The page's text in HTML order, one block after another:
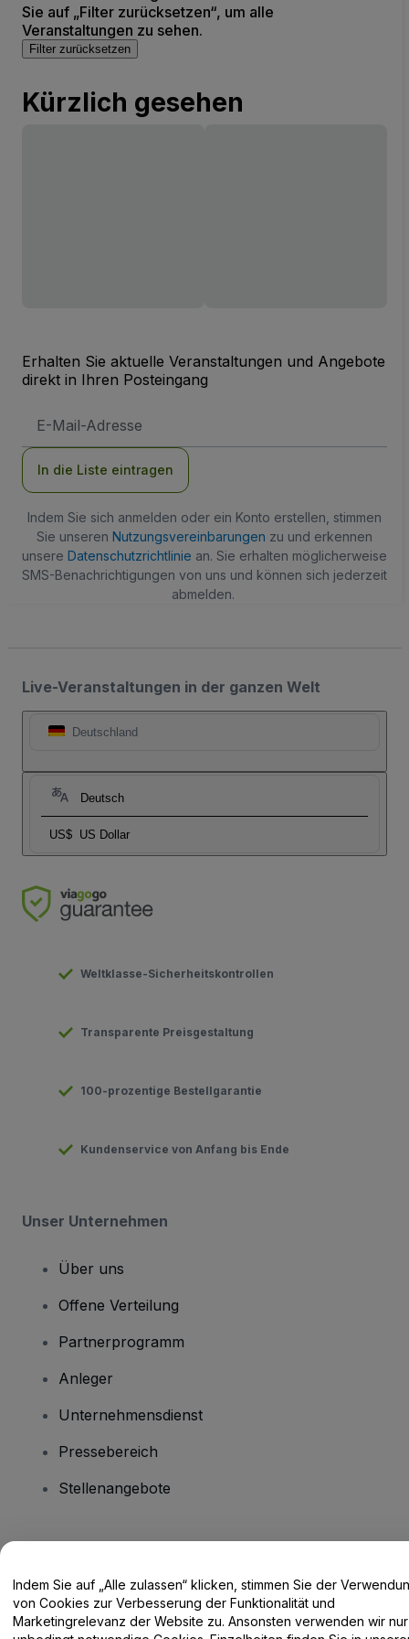
Sie auf „Filter zurücksetzen“, um alle
Veranstaltungen zu sehen.
Filter zurücksetzen
Kürzlich gesehen
Erhalten Sie aktuelle Veranstaltungen und Angebote
direkt in Ihren Posteingang
Mail-
In die Liste eintragen
Indem Sie sich anmelden oder ein Konto erstellen, stimmen
Sie unseren Nutzungsvereinbarungen zu und erkennen
unsere Datenschutzrichtlinie an. Sie erhalten möglicherweise
SMS-Benachrichtigungen von uns und können sich jederzeit
abmelden.
Live-Veranstaltungen in der ganzen Welt
Deutschland
Deutsch
US$ US Dollar
Weltklasse-Sicherheitskontrollen
Transparente Preisgestaltung
100-prozentige Bestellgarantie
Kundenservice von Anfang bis Ende
Unser Unternehmen
Über uns
Offene Verteilung
Partnerprogramm
Anleger
Unternehmensdienst
Pressebereich
Stellenangebote
Hilfe-Center / Kontakt
Indem Sie auf „Alle zulassen“ klicken, stimmen Sie der
von Cookies zur Verbesserung der Funktionalität und
Marketingrelevanz der Website zu. Ansonsten verwenden wir nur